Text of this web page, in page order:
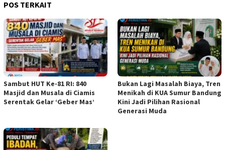
POS TERKAIT
Sambut HUT Ke-81 RI: 840
Masjid dan Musala di Ciamis
Serentak Gelar ‘Geber Mas’
Bukan Lagi Masalah Biaya, Tren
Menikah di KUA Sumur Bandung
Kini Jadi Pilihan Rasional
Generasi Muda